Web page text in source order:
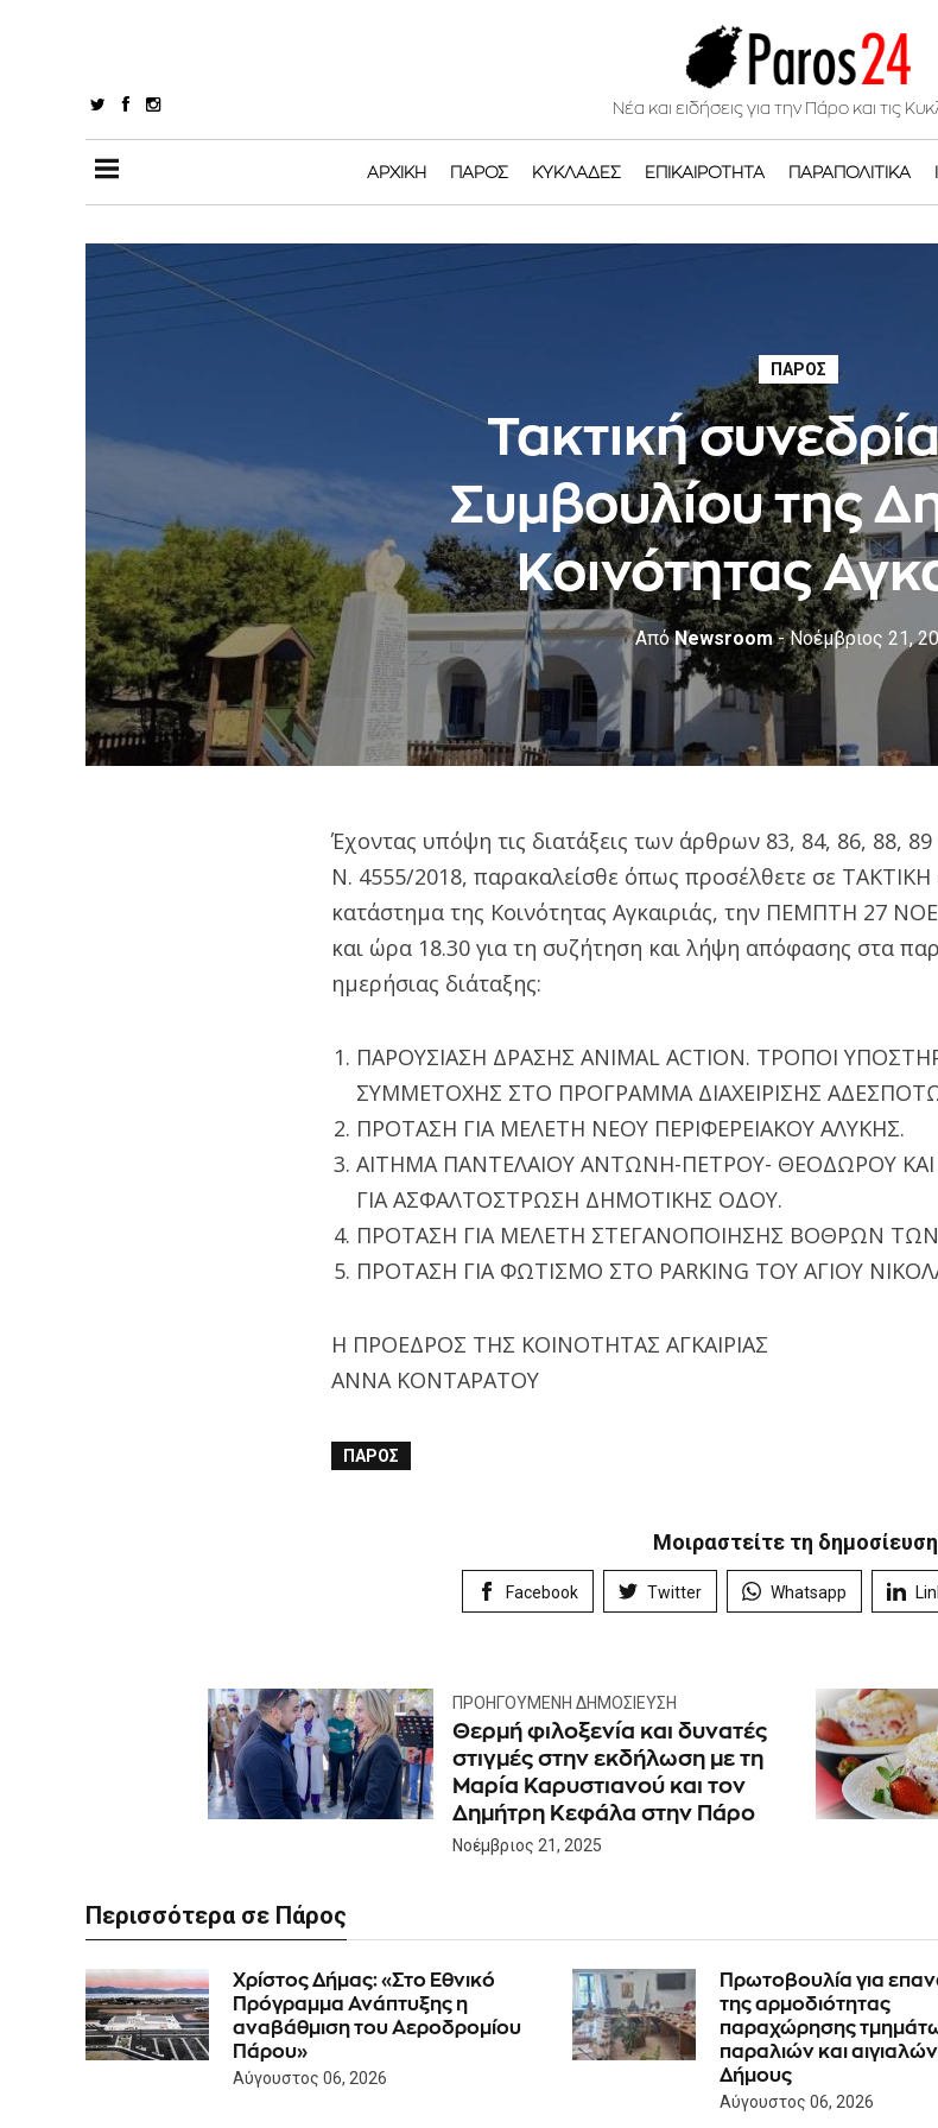
Νέα και ειδήσεις για την Πάρο και τις
ΑΡΧΙΚΉ ΠΆΡΟΣ ΚΥΚΛΆΔΕΣ ΕΠΙΚΑΙΡΌΤΗΤΑ ΠΑΡΑΠΟΛΙΤΙΚΆ
ΠΆΡΟΣ
Τακτική
Συμβουλίου της
Κοινότητας
ΑπόNewsroom - Νοέμβριος 21,
Έχοντας υπόψη τις διατάξεις των άρθρων 83, 84, 86, 88, 89
Ν. 4555/2018, παρακαλείσθε όπως προσέλθετε σε ΤΑΚΤΙΚΗ
κατάστημα της Κοινότητας Αγκαιριάς, την ΠΕΜΠΤΗ 27
και ώρα 18.30 για τη συζήτηση και λήψη απόφασης στα
ημερήσιας διάταξης:
ΠΑΡΟΥΣΙΑΣΗ ΔΡΑΣΗΣ ANIMAL ACTION. ΤΡΟΠΟΙ
ΣΥΜΜΕΤΟΧΗΣ ΣΤΟ ΠΡΟΓΡΑΜΜΑ ΔΙΑΧΕΙΡΙΣΗΣ
ΠΡΟΤΑΣΗ ΓΙΑ ΜΕΛΕΤΗ ΝΕΟΥ ΠΕΡΙΦΕΡΕΙΑΚΟΥ ΑΛΥΚΗΣ.
ΑΙΤΗΜΑ ΠΑΝΤΕΛΑΙΟΥ ΑΝΤΩΝΗ-ΠΕΤΡΟΥ- ΘΕΟΔΩΡΟΥ ΚΑΙ
ΓΙΑ ΑΣΦΑΛΤΟΣΤΡΩΣΗ ΔΗΜΟΤΙΚΗΣ ΟΔΟΥ.
ΠΡΟΤΑΣΗ ΓΙΑ ΜΕΛΕΤΗ ΣΤΕΓΑΝΟΠΟΙΗΣΗΣ ΒΟΘΡΩΝ ΤΩΝ
ΠΡΟΤΑΣΗ ΓΙΑ ΦΩΤΙΣΜΟ ΣΤΟ PARKING ΤΟΥ ΑΓΙΟΥ
Η ΠΡΟΕΔΡΟΣ ΤΗΣ ΚΟΙΝΟΤΗΤΑΣ ΑΓΚΑΙΡΙΑΣ
ΑΝΝΑ ΚΟΝΤΑΡΑΤΟΥ
ΠΆΡΟΣ
Μοιραστείτε τη
Facebook Twitter Whatsapp
ΠΡΟΗΓΟΎΜΕΝΗ ΔΗΜΟΣΊΕΥΣΗ
Θερμή φιλοξενία και δυνατές
στιγμές στην εκδήλωση με τη
Μαρία Καρυστιανού και τον
Δημήτρη Κεφάλα στην Πάρο
Νοέμβριος 21, 2025
Περισσότερα σε Πάρος
Χρίστος Δήμας: «Στο Εθνικό
Πρόγραμμα Ανάπτυξης η
αναβάθμιση του Αεροδρομίου
Πάρου»
Αύγουστος 06, 2026
Πρωτοβουλία για
της αρμοδιότητας
παραχώρησης
παραλιών και
Δήμους
Αύγουστος 06, 2026